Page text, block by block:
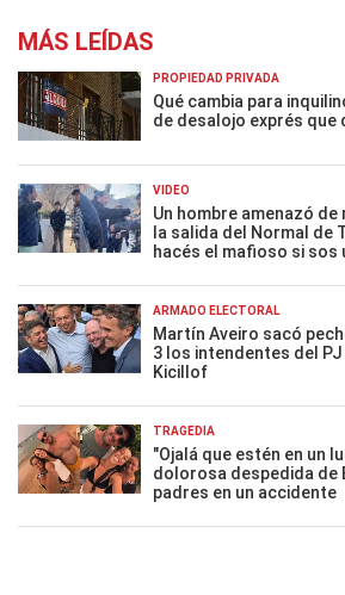
MÁS LEÍDAS
PROPIEDAD PRIVADA
Qué cambia para
de desalojo exprés que
VIDEO
Un hombre amenazó de
la salida del Normal de
hacés el mafioso si sos
ARMADO ELECTORAL
Martín Aveiro sacó
3 los intendentes del
Kicillof
TRAGEDIA
"Ojalá que estén en un
dolorosa despedida de
padres en un accidente